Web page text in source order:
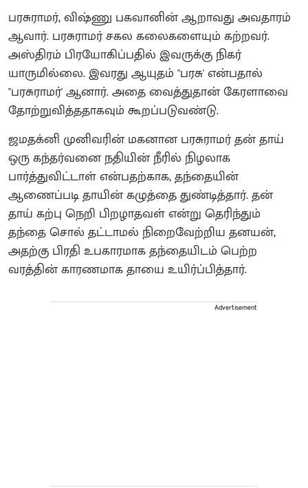
பரசுராமர், விஷ்ணு பகவானின் ஆறாவது அவதாரம்
ஆவார். பரசுராமர் சகல கலைகளையும் கற்றவர்.
அஸ்திரம் பிரயோகிப்பதில் இவருக்கு நிகர்
யாருமில்லை. இவரது ஆயுதம் "பரசு' என்பதால்
"பரசுராமர்' ஆனார். அதை வைத்துதான் கேரளாவை
தோற்றுவித்ததாகவும் கூறப்படுவண்டு.
ஜமதக்னி முனிவரின் மகனான பரசுராமர் தன் தாய்
ஒரு கந்தர்வனை நதியின் நீரில் நிழலாக
பார்த்துவிட்டாள் என்பதற்காக, தந்தையின்
ஆணைப்படி தாயின் கழுத்தை துண்டித்தார். தன்
தாய் கற்பு நெறி பிறழாதவள் என்று தெரிந்தும்
தந்தை சொல் தட்டாமல் நிறைவேற்றிய தனயன்,
அதற்கு பிரதி உபகாரமாக தந்தையிடம் பெற்ற
வரத்தின் காரணமாக தாயை உயிர்ப்பித்தார்.
Advertisement